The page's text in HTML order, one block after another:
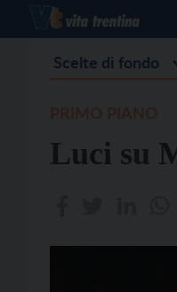
Scelte di fondo
Luci su